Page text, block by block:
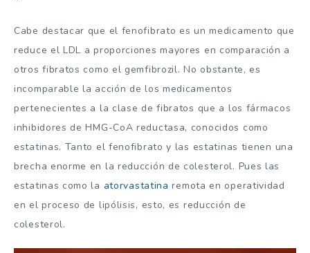
Cabe destacar que el fenofibrato es un medicamento que
reduce el LDL a proporciones mayores en comparación a
otros fibratos como el gemfibrozil. No obstante, es
incomparable la acción de los medicamentos
pertenecientes a la clase de fibratos que a los fármacos
inhibidores de HMG-CoA reductasa, conocidos como
estatinas. Tanto el fenofibrato y las estatinas tienen una
brecha enorme en la reducción de colesterol. Pues las
estatinas como la atorvastatina remota en operatividad
en el proceso de lipólisis, esto, es reducción de
colesterol.